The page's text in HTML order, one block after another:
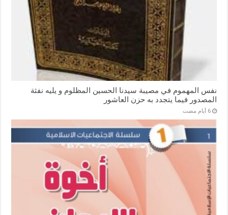
نفس المهموم في مصيبة سيدنا الحسين المظلوم و يليه نفثة
المصدور فيما يتجدد به حزن العاشور
‏6 أيام مضت